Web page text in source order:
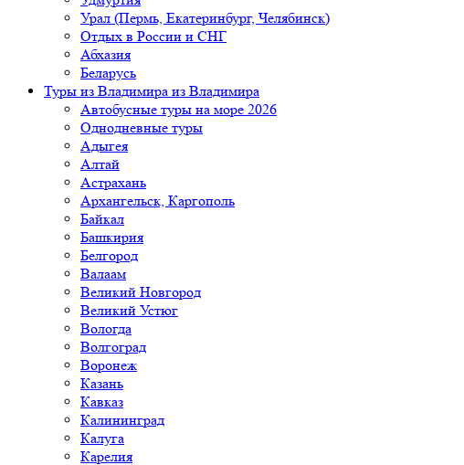
Урал (Пермь, Екатеринбург, Челябинск)
Отдых в России и СНГ
Абхазия
Беларусь
Туры из Владимира из Владимира
Автобусные туры на море 2026
Однодневные туры
Адыгея
Алтай
Астрахань
Архангельск, Каргополь
Байкал
Башкирия
Белгород
Валаам
Великий Новгород
Великий Устюг
Вологда
Волгоград
Воронеж
Казань
Кавказ
Калининград
Калуга
Карелия